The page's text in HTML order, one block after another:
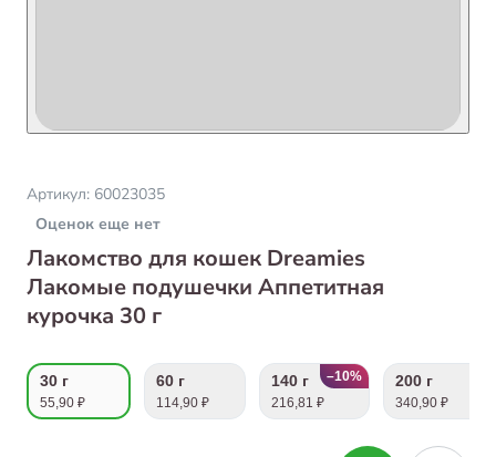
Артикул: 60023035
Оценок еще нет
Лакомство для кошек Dreamies
Лакомые подушечки Аппетитная
курочка 30 г
30 г
55,90 ₽
60 г
114,90 ₽
–10%
140 г
216,81 ₽
200 г
340,90 ₽